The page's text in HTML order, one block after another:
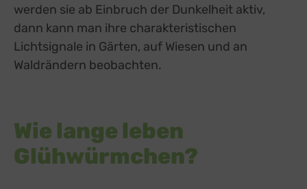
werden sie ab Einbruch der Dunkelheit aktiv,
dann kann man ihre charakteristischen
Lichtsignale in Gärten, auf Wiesen und an
Waldrändern beobachten.
Wie lange leben
Glühwürmchen?